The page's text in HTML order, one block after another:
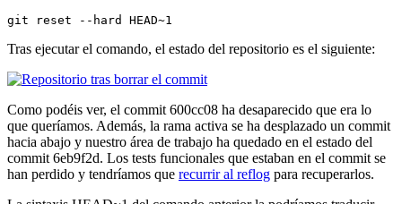
git reset --hard HEAD~1
Tras ejecutar el comando, el estado del repositorio es el siguiente:
Como podéis ver, el commit 600cc08 ha desaparecido que era lo
que queríamos. Además, la rama activa se ha desplazado un commit
hacia abajo y nuestro área de trabajo ha quedado en el estado del
commit 6eb9f2d. Los tests funcionales que estaban en el commit se
han perdido y tendríamos que recurrir al reflog para recuperarlos.